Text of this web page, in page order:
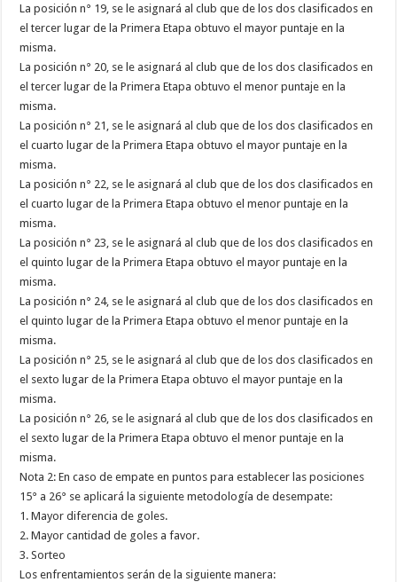
La posición n° 19, se le asignará al club que de los dos clasificados en
el tercer lugar de la Primera Etapa obtuvo el mayor puntaje en la
misma.
La posición n° 20, se le asignará al club que de los dos clasificados en
el tercer lugar de la Primera Etapa obtuvo el menor puntaje en la
misma.
La posición n° 21, se le asignará al club que de los dos clasificados en
el cuarto lugar de la Primera Etapa obtuvo el mayor puntaje en la
misma.
La posición n° 22, se le asignará al club que de los dos clasificados en
el cuarto lugar de la Primera Etapa obtuvo el menor puntaje en la
misma.
La posición n° 23, se le asignará al club que de los dos clasificados en
el quinto lugar de la Primera Etapa obtuvo el mayor puntaje en la
misma.
La posición n° 24, se le asignará al club que de los dos clasificados en
el quinto lugar de la Primera Etapa obtuvo el menor puntaje en la
misma.
La posición n° 25, se le asignará al club que de los dos clasificados en
el sexto lugar de la Primera Etapa obtuvo el mayor puntaje en la
misma.
La posición n° 26, se le asignará al club que de los dos clasificados en
el sexto lugar de la Primera Etapa obtuvo el menor puntaje en la
misma.
Nota 2: En caso de empate en puntos para establecer las posiciones
15° a 26° se aplicará la siguiente metodología de desempate:
1. Mayor diferencia de goles.
2. Mayor cantidad de goles a favor.
3. Sorteo
Los enfrentamientos serán de la siguiente manera: